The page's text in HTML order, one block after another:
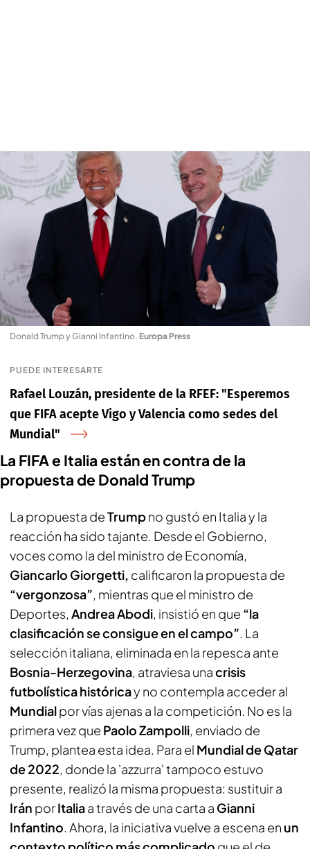
Donald Trump y Gianni Infantino. Europa Press
PUEDE INTERESARTE
Rafael Louzán, presidente de la RFEF: "Esperemos
que FIFA acepte Vigo y Valencia como sedes del
Mundial"
La FIFA e Italia están en contra de la
propuesta de Donald Trump
La propuesta deTrumpno gustó en Italia y la
reacción ha sido tajante. Desde el Gobierno,
voces como la del ministro de Economía,
Giancarlo Giorgetti, calificaron la propuesta de
“vergonzosa”, mientras que el ministro de
Deportes, Andrea Abodi, insistió en que “la
clasificación se consigue en el campo”. La
selección italiana, eliminada en la repesca ante
Bosnia-Herzegovina, atraviesa unacrisis
futbolística históricay no contempla acceder al
Mundialpor vías ajenas a la competición. No es la
primera vez que Paolo Zampolli, enviado de
Trump, plantea esta idea. Para el Mundial de Qatar
de 2022, donde la 'azzurra' tampoco estuvo
presente, realizó la misma propuesta: sustituir a
Irán porItaliaa través de una carta a Gianni
Infantino. Ahora, la iniciativa vuelve a escena en un